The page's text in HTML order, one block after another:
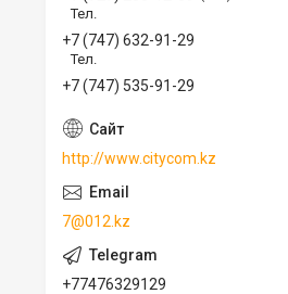
Тел.
+7 (747) 632-91-29
Тел.
+7 (747) 535-91-29
http://www.citycom.kz
7@012.kz
+77476329129